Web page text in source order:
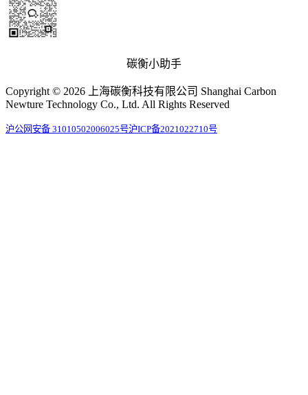
碳衡小助手
Copyright © 2026 上海碳衡科技有限公司 Shanghai Carbon
Newture Technology Co., Ltd. All Rights Reserved
沪公网安备 31010502006025号沪ICP备2021022710号